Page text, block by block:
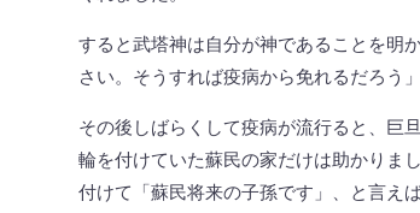
すると武塔神は自分が神であることを明
さい。そうすれば疫病から免れるだろう
その後しばらくして疫病が流行ると、巨
輪を付けていた蘇民の家だけは助かりま
付けて「蘇民将来の子孫です」、と言え